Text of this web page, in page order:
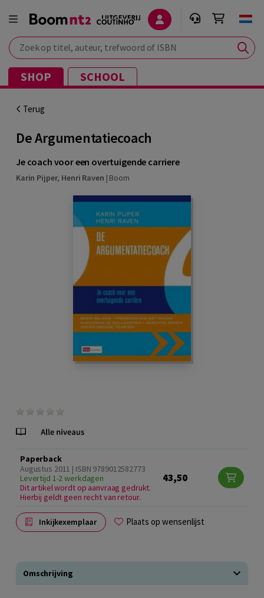
Zoek op titel, auteur, trefwoord of ISBN
SHOP SCHOOL
Terug
De Argumentatiecoach
Je coach voor een overtuigende carriere
Karin Pijper, Henri Raven | Boom
Paperback
Augustus 2011 | ISBN 9789012582773
Levertijd 1-2 werkdagen
Dit artikel wordt op aanvraag gedrukt.
Hierbij geldt geen recht van retour.
43,50
Inkijkexemplaar Plaats op wensenlijst
Omschrijving